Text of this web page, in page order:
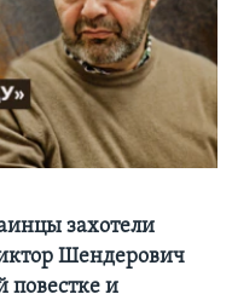
захотели
Шендерович
повестке и